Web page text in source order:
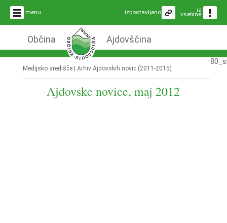
menu iz
vsebine
izpostavljeno
Občina Ajdovščina
Medijsko središče | Arhiv Ajdovskih novic (2011-2015)
Ajdovske novice, maj 2012